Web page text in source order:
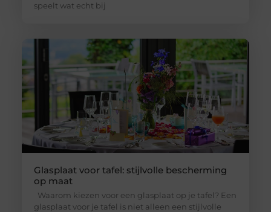
speelt wat echt bij
Glasplaat voor tafel: stijlvolle bescherming
op maat
Waarom kiezen voor een glasplaat op je tafel? Een
glasplaat voor je tafel is niet alleen een stijlvolle